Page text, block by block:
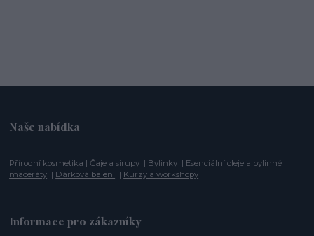
Naše nabídka
Přírodní kosmetika |Čaje a sirupy | Bylinky | Esenciální oleje a bylinné
maceráty | Dárková balení | Kurzy a workshopy
Informace pro zákazníky